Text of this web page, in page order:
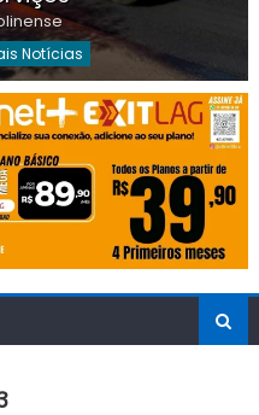
Notícias